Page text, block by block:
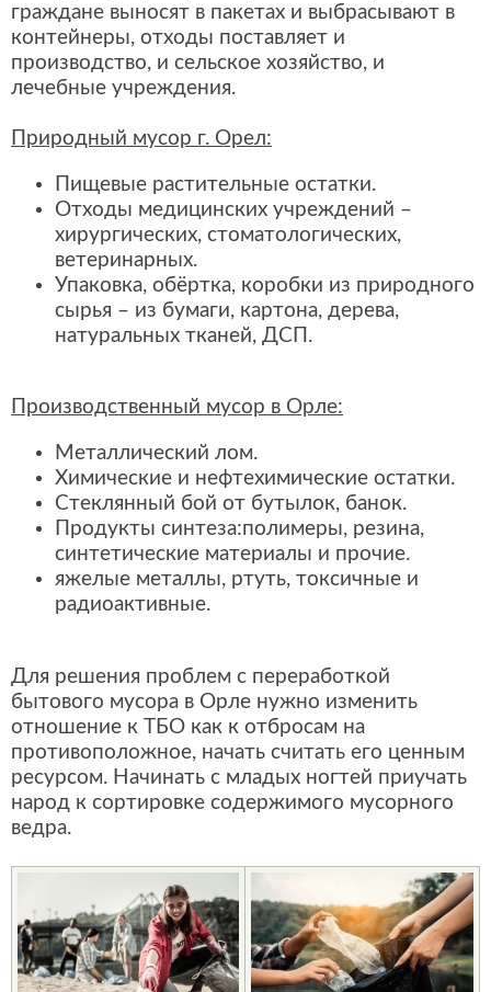
граждане выносят в пакетах и выбрасывают в
контейнеры, отходы поставляет и
производство, и сельское хозяйство, и
лечебные учреждения.
Природный мусор г. Орел:
Пищевые растительные остатки.
Отходы медицинских учреждений –
хирургических, стоматологических,
ветеринарных.
Упаковка, обёртка, коробки из природного
сырья – из бумаги, картона, дерева,
натуральных тканей, ДСП.
Производственный мусор в Орле:
Металлический лом.
Химические и нефтехимические остатки.
Стеклянный бой от бутылок, банок.
Продукты синтеза:полимеры, резина,
синтетические материалы и прочие.
яжелые металлы, ртуть, токсичные и
радиоактивные.
Для решения проблем с переработкой
бытового мусора в Орле нужно изменить
отношение к ТБО как к отбросам на
противоположное, начать считать его ценным
ресурсом. Начинать с младых ногтей приучать
народ к сортировке содержимого мусорного
ведра.